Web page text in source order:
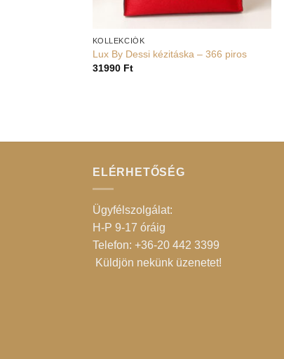
KOLLEKCIÓK
Lux By Dessi kézitáska – 366 piros
31990 Ft
ELÉRHETŐSÉG
Ügyfélszolgálat:
H-P 9-17 óráig
Telefon: +36-20 442 3399
Küldjön nekünk üzenetet!